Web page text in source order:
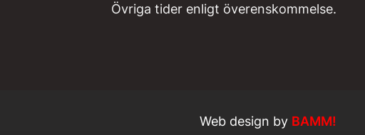
Övriga tider enligt överenskommelse.
Web design by BAMM!